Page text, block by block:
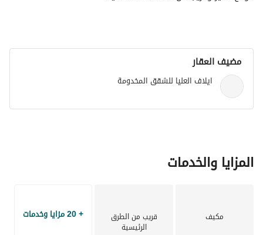
مضيف العقار
ايلاف العليا للشقق المخدومة
المزايا والخدمات
مكيف قريب من الطرق
الرئيسية
+ 20 مزايا وخدمات